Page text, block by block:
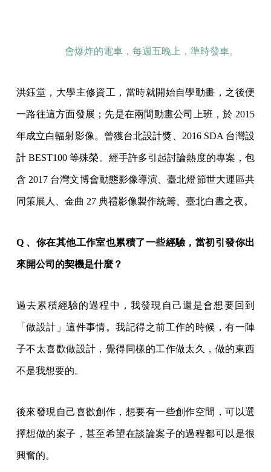
會爆炸的電車，每週五晚上，準時發車。
洪鈺堂，大學主修資工，當時就開始自學動畫，之後便
一路往這方面發展；先是在兩間動畫公司上班，於 2015
年成立白輻射影像。曾獲台北設計獎、2016 SDA 台灣設
計 BEST100 等殊榮。經手許多引起討論熱度的專案，包
含 2017 台灣文博會動態影像導演、臺北燈節世大運區共
同策展人、金曲 27 典禮影像製作統籌、臺北白晝之夜。
Q 、你在其他工作室也累積了一些經驗，當初引發你出
來開公司的契機是什麼？
過去累積經驗的過程中，我發現自己還是會想要回到
「做設計」這件事情。我記得之前工作的時候，有一陣
子不太喜歡做設計，覺得同樣的工作做太久，做的東西
不是我想要的。
後來發現自己喜歡創作，想要有一些創作空間，可以選
擇想做的案子，甚至希望在談論案子的過程都可以是很
興奮的。